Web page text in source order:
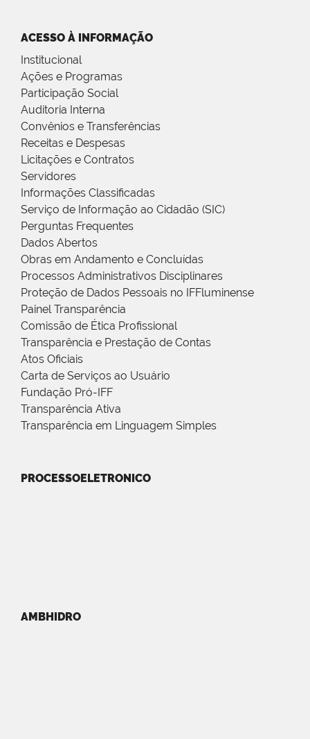
ACESSO À INFORMAÇÃO
Institucional
Ações e Programas
Participação Social
Auditoria Interna
Convênios e Transferências
Receitas e Despesas
Licitações e Contratos
Servidores
Informações Classificadas
Serviço de Informação ao Cidadão (SIC)
Perguntas Frequentes
Dados Abertos
Obras em Andamento e Concluídas
Processos Administrativos Disciplinares
Proteção de Dados Pessoais no IFFluminense
Painel Transparência
Comissão de Ética Profissional
Transparência e Prestação de Contas
Atos Oficiais
Carta de Serviços ao Usuário
Fundação Pró-IFF
Transparência Ativa
Transparência em Linguagem Simples
PROCESSOELETRONICO
AMBHIDRO